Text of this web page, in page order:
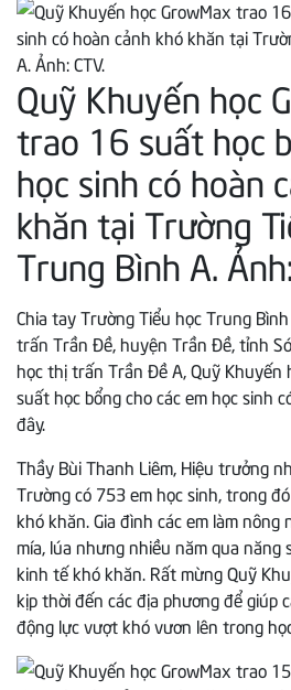
Quỹ Khuyến học
trao 16 suất học
học sinh có hoàn
khăn tại Trường
Trung Bình A. Ảnh:
Chia tay Trường Tiểu học Trung
trấn Trần Đề, huyện Trần Đề, tỉnh
học thị trấn Trần Đề A, Quỹ Khuyến
suất học bổng cho các em học sinh
đây.
Thầy Bùi Thanh Liêm, Hiệu trưởng
Trường có 753 em học sinh, trong
khó khăn. Gia đình các em làm
mía, lúa nhưng nhiều năm qua năng
kinh tế khó khăn. Rất mừng Quỹ
kịp thời đến các địa phương để giúp
động lực vượt khó vươn lên trong